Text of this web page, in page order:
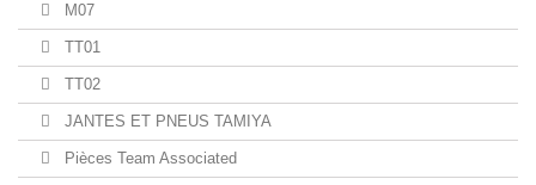
M07
TT01
TT02
JANTES ET PNEUS TAMIYA
Pièces Team Associated